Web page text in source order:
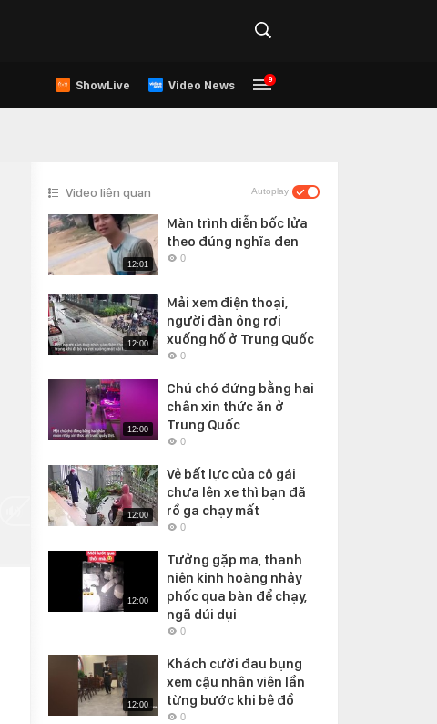
ShowLive Video News 9
Video liên quan Autoplay
12:01
Màn trình diễn bốc lửa
theo đúng nghĩa đen
0
12:00
Mải xem điện thoại,
người đàn ông rơi
xuống hố ở Trung Quốc
0
12:00
Chú chó đứng bằng hai
chân xin thức ăn ở
Trung Quốc
0
12:00
Vẻ bất lực của cô gái
chưa lên xe thì bạn đã
rồ ga chạy mất
0
12:00
Tưởng gặp ma, thanh
niên kinh hoàng nhảy
phốc qua bàn để chạy,
ngã dúi dụi
0
12:00
Khách cười đau bụng
xem cậu nhân viên lần
từng bước khi bê đồ
0